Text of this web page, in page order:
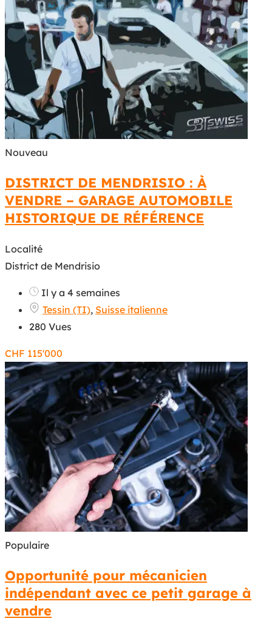
Nouveau
DISTRICT DE MENDRISIO : À
VENDRE – GARAGE AUTOMOBILE
HISTORIQUE DE RÉFÉRENCE
Localité
District de Mendrisio
Il y a 4 semaines
Tessin (TI), Suisse italienne
280 Vues
CHF 115'000
Populaire
Opportunité pour mécanicien
indépendant avec ce petit garage à
vendre